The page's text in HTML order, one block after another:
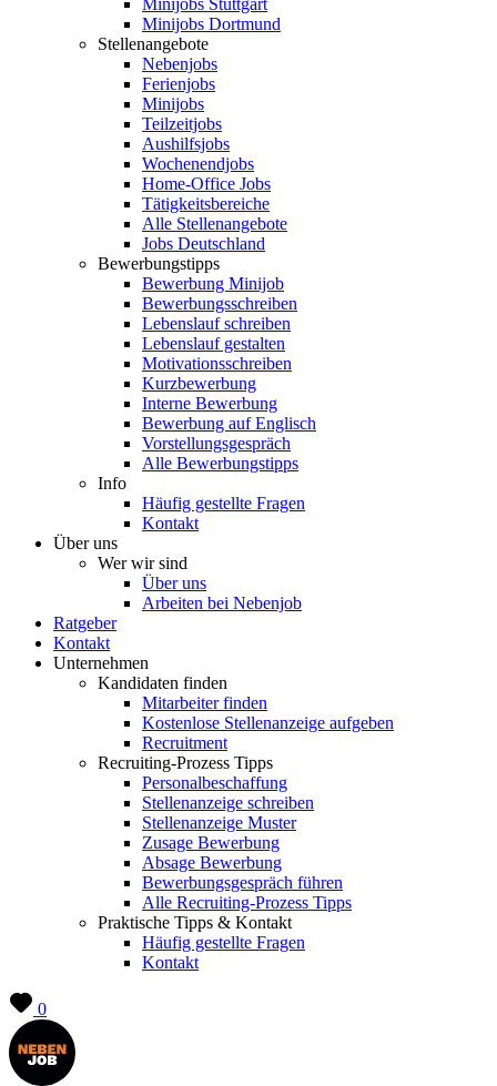
Minijobs Stuttgart
Minijobs Dortmund
Stellenangebote
Nebenjobs
Ferienjobs
Minijobs
Teilzeitjobs
Aushilfsjobs
Wochenendjobs
Home-Office Jobs
Tätigkeitsbereiche
Alle Stellenangebote
Jobs Deutschland
Bewerbungstipps
Bewerbung Minijob
Bewerbungsschreiben
Lebenslauf schreiben
Lebenslauf gestalten
Motivationsschreiben
Kurzbewerbung
Interne Bewerbung
Bewerbung auf Englisch
Vorstellungsgespräch
Alle Bewerbungstipps
Info
Häufig gestellte Fragen
Kontakt
Über uns
Wer wir sind
Über uns
Arbeiten bei Nebenjob
Ratgeber
Kontakt
Unternehmen
Kandidaten finden
Mitarbeiter finden
Kostenlose Stellenanzeige aufgeben
Recruitment
Recruiting-Prozess Tipps
Personalbeschaffung
Stellenanzeige schreiben
Stellenanzeige Muster
Zusage Bewerbung
Absage Bewerbung
Bewerbungsgespräch führen
Alle Recruiting-Prozess Tipps
Praktische Tipps & Kontakt
Häufig gestellte Fragen
Kontakt
0